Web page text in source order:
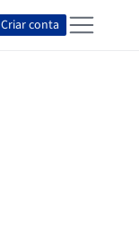
Criar conta